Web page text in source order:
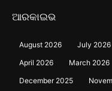
ଆରକାଇଭ
August 2026 July 2026
April 2026
March 2026
December 2025